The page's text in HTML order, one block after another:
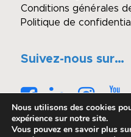
Conditions générales
Politique de
Suivez-nous sur…
Nous utilisons des cookies
expérience sur notre site.
Vous pouvez en savoir plus